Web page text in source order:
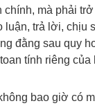
mà phải
trả lời, chịu
đằng sau quy
tính riêng của
bao giờ có